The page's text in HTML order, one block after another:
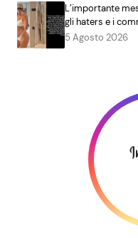
L’importante
gli haters e i
5 Agosto 2026